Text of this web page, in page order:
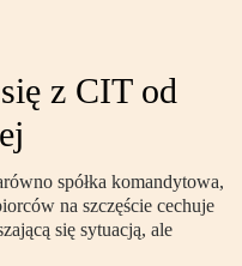
z CIT od
spółka komandytowa,
na szczęście cechuje
się sytuacją, ale